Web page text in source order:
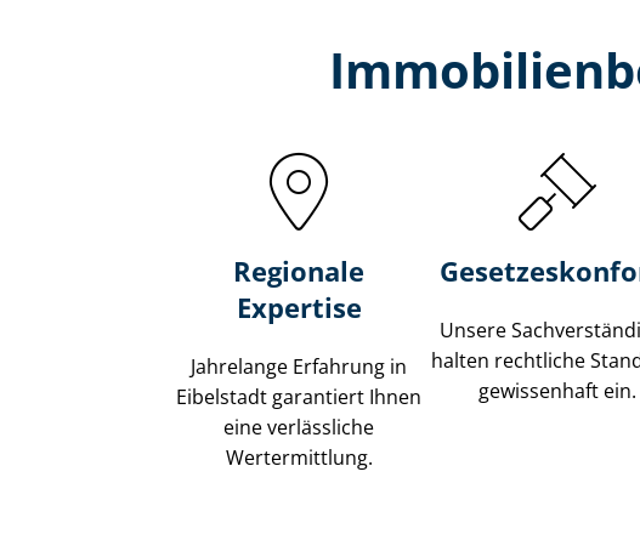
Regionale
Expertise
Jahrelange Erfahrung in
Eibelstadt garantiert Ihnen
eine verlässliche
Wertermittlung.
Unsere
halten rechtliche
gewissenhaft ein.